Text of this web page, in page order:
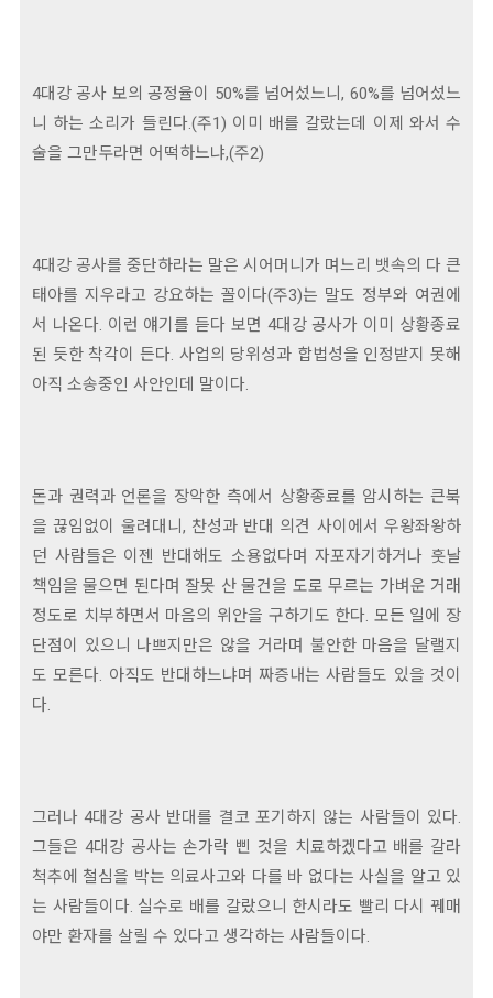
4대강 공사 보의 공정율이 50%를 넘어섰느니, 60%를 넘어섰느
니 하는 소리가 들린다.(주1) 이미 배를 갈랐는데 이제 와서 수
술을 그만두라면 어떡하느냐,(주2)
4대강 공사를 중단하라는 말은 시어머니가 며느리 뱃속의 다 큰
태아를 지우라고 강요하는 꼴이다(주3)는 말도 정부와 여권에
서 나온다. 이런 얘기를 듣다 보면 4대강 공사가 이미 상황종료
된 듯한 착각이 든다. 사업의 당위성과 합법성을 인정받지 못해
아직 소송중인 사안인데 말이다.
돈과 권력과 언론을 장악한 측에서 상황종료를 암시하는 큰북
을 끊임없이 울려대니, 찬성과 반대 의견 사이에서 우왕좌왕하
던 사람들은 이젠 반대해도 소용없다며 자포자기하거나 훗날
책임을 물으면 된다며 잘못 산 물건을 도로 무르는 가벼운 거래
정도로 치부하면서 마음의 위안을 구하기도 한다. 모든 일에 장
단점이 있으니 나쁘지만은 않을 거라며 불안한 마음을 달랠지
도 모른다. 아직도 반대하느냐며 짜증내는 사람들도 있을 것이
다.
그러나 4대강 공사 반대를 결코 포기하지 않는 사람들이 있다.
그들은 4대강 공사는 손가락 삔 것을 치료하겠다고 배를 갈라
척추에 철심을 박는 의료사고와 다를 바 없다는 사실을 알고 있
는 사람들이다. 실수로 배를 갈랐으니 한시라도 빨리 다시 꿰매
야만 환자를 살릴 수 있다고 생각하는 사람들이다.